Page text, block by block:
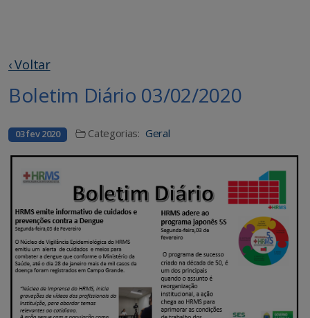
‹ Voltar
Boletim Diário 03/02/2020
03 fev 2020 Categorias: Geral